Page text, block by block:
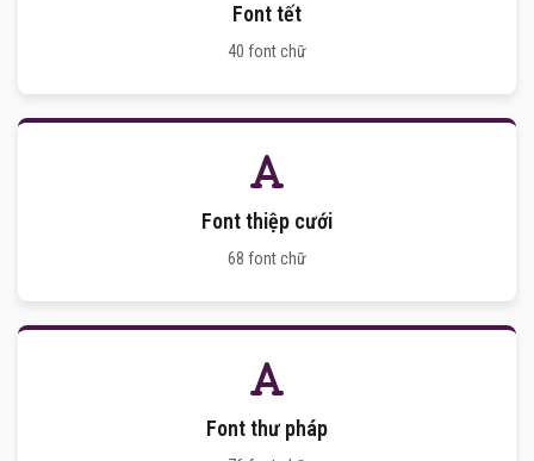
Font tết
40 font chữ
Font thiệp cưới
68 font chữ
Font thư pháp